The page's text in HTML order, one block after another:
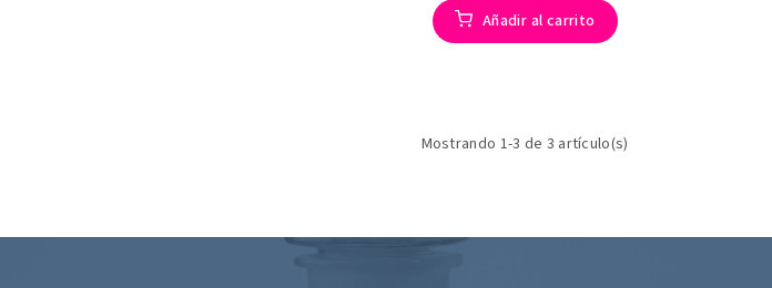
Añadir al carrito
Mostrando 1-3 de 3 artículo(s)